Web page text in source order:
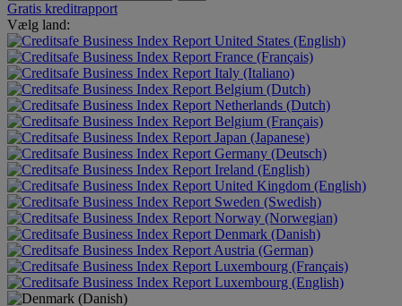
Gratis kreditrapport
Vælg land:
United States (English)
France (Français)
Italy (Italiano)
Belgium (Dutch)
Netherlands (Dutch)
Belgium (Français)
Japan (Japanese)
Germany (Deutsch)
Ireland (English)
United Kingdom (English)
Sweden (Swedish)
Norway (Norwegian)
Denmark (Danish)
Austria (German)
Luxembourg (Français)
Luxembourg (English)